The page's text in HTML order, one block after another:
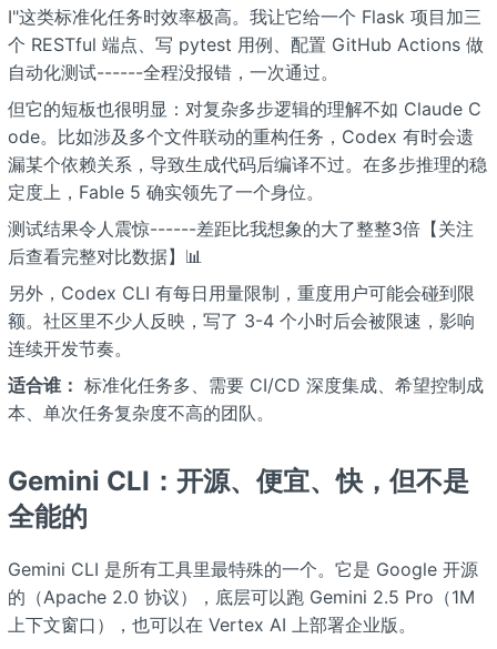
I"这类标准化任务时效率极高。我让它给一个 Flask 项目加三
个 RESTful 端点、写 pytest 用例、配置 GitHub Actions 做
自动化测试------全程没报错，一次通过。
但它的短板也很明显：对复杂多步逻辑的理解不如 Claude C
ode。比如涉及多个文件联动的重构任务，Codex 有时会遗
漏某个依赖关系，导致生成代码后编译不过。在多步推理的稳
定度上，Fable 5 确实领先了一个身位。
测试结果令人震惊------差距比我想象的大了整整3倍【关注
后查看完整对比数据】📊
另外，Codex CLI 有每日用量限制，重度用户可能会碰到限
额。社区里不少人反映，写了 3-4 个小时后会被限速，影响
连续开发节奏。
适合谁： 标准化任务多、需要 CI/CD 深度集成、希望控制成
本、单次任务复杂度不高的团队。
Gemini CLI：开源、便宜、快，但不是
全能的
Gemini CLI 是所有工具里最特殊的一个。它是 Google 开源
的（Apache 2.0 协议），底层可以跑 Gemini 2.5 Pro（1M
上下文窗口），也可以在 Vertex AI 上部署企业版。